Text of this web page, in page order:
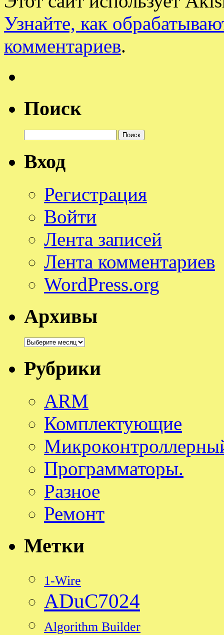
Узнайте, как
комментариев.
Поиск
Вход
Регистрация
Войти
Лента записей
Лента комментариев
WordPress.org
Архивы
Архивы
Рубрики
ARM
Комплектующие
Программаторы.
Разное
Ремонт
Метки
1-Wire
ADuC7024
Algorithm Builder